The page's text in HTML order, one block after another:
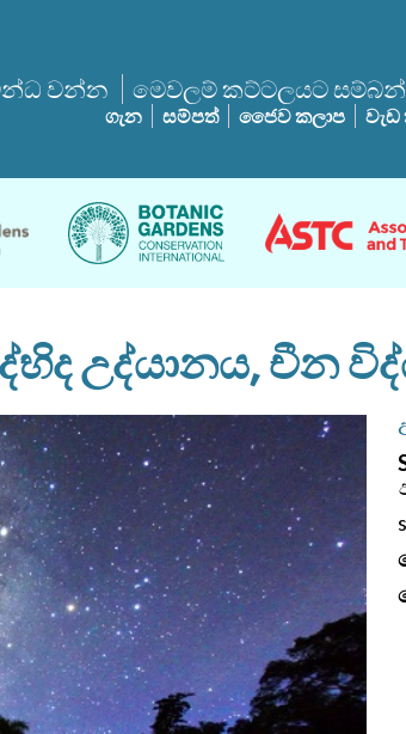
වන්න මෙවලම් කට්ටලයට
ගැන සම්පත් ජෛව කලාප
උද්යානය, චීන